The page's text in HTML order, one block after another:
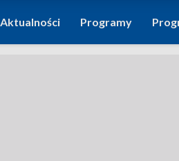
Aktualności Programy